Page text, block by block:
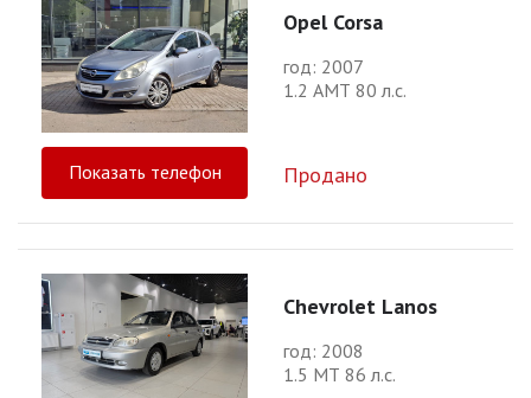
Opel Corsa
год: 2007
1.2 АМТ 80 л.с.
Показать телефон Продано
Chevrolet Lanos
год: 2008
1.5 МТ 86 л.с.